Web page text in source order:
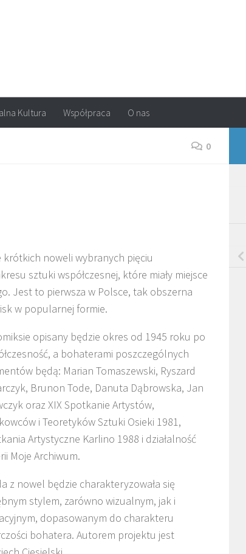
Kultura Współpraca O nas
0
krótkich noweli wybranych pięciu
sztuki współczesnej, które miały miejsce
Jest to pierwsza w Polsce, tak obszerna
w popularnej formie.
opisany będzie okres od 1945 roku po
a bohaterami poszczególnych
będą: Marian Tomaszewski, Ryszard
Brunon Tode, Danuta Dąbrowska, Jan
oraz XIX Spotkanie Artystów,
i Teoretyków Sztuki Osieki 1981,
Artystyczne Karlino 1988 i działalność
Moje Archiwum.
z nowel będzie charakteryzowała się
stylem, zarówno wizualnym, jak i
dopasowanym do charakteru
bohatera. Autorem projektu jest